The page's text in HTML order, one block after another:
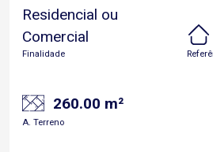
Residencial ou
Comercial
Finalidade
260.00 m²
A. Terreno